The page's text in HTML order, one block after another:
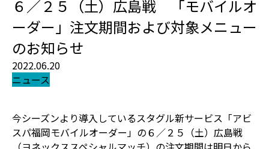
６／２５（土）広島戦 「モバイルオ
ーダー」注文期間および対象メニュー
のお知らせ
2022.06.20
ニュース
今シーズンより導入しているスタグル新サービス「アビ
スパ福岡モバイルオーダー」の６／２５（土）広島戦